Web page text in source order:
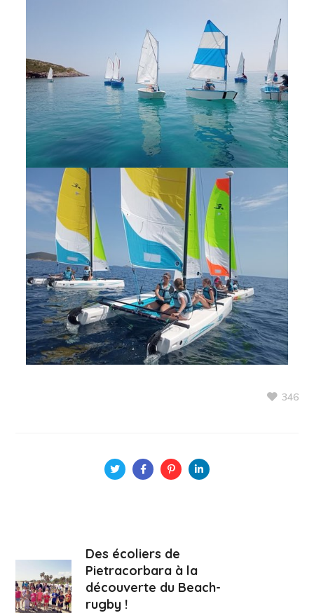
346
Des écoliers de
Pietracorbara à la
découverte du Beach-
rugby !